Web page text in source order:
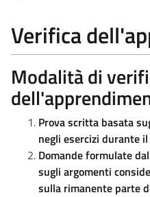
Verifica
Modalità di
Prova scritta basata
negli esercizi durante il
Domande formulate
sugli argomenti
sulla rimanente parte